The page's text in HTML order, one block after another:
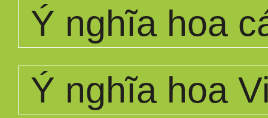
Ý nghĩa hoa
Ý nghĩa hoa